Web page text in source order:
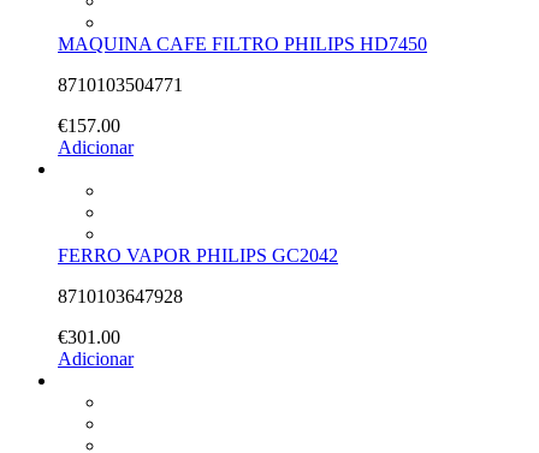
MAQUINA CAFE FILTRO PHILIPS HD7450
8710103504771
€157.00
Adicionar
FERRO VAPOR PHILIPS GC2042
8710103647928
€301.00
Adicionar